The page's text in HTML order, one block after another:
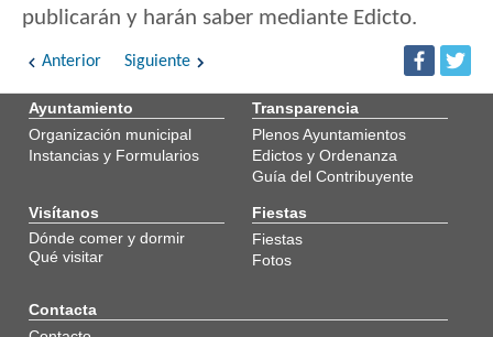
publicarán y harán saber mediante Edicto.
Anterior Siguiente
Ayuntamiento
Organización municipal
Instancias y Formularios
Transparencia
Plenos Ayuntamientos
Edictos y Ordenanza
Guía del Contribuyente
Visítanos
Dónde comer y dormir
Qué visitar
Fiestas
Fiestas
Fotos
Contacta